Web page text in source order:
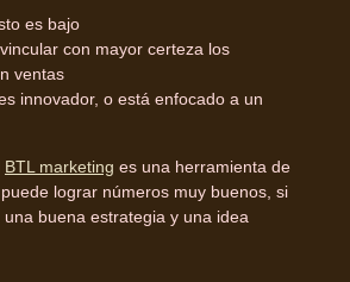
es bajo
con mayor certeza los
ventas
innovador, o está enfocado a un
BTL marketing es una herramienta de
lograr números muy buenos, si
buena estrategia y una idea